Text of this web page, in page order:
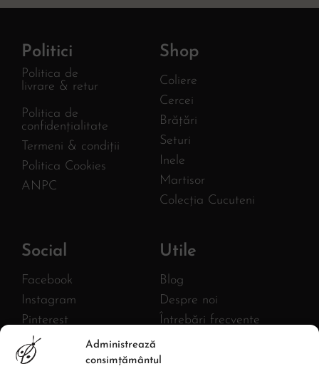
Administrează
consimțământul
Politici
Politica de
livrare & retur
Politica de
confidențialitate
Termeni & condiții
Politica Cookies
ANPC
Shop
Coliere
Cercei
Brățări
Seturi
Inele
Martisor
Colecția Cucuteni
Social
Facebook
Instagram
Pinterest
Twitter
YouTube
Utile
Blog
Despre noi
Întrebări frecvente
MLB AC HANDMADE S.R.L.